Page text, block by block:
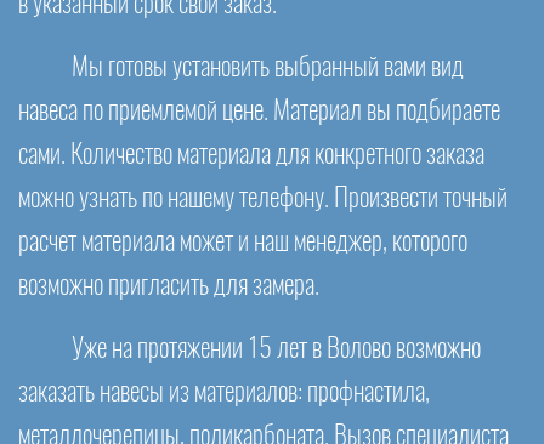
Мы готовы установить выбранный вами вид
навеса по приемлемой цене. Материал вы подбираете
сами. Количество материала для конкретного заказа
можно узнать по нашему телефону. Произвести точный
расчет материала может и наш менеджер, которого
возможно пригласить для замера.
Уже на протяжении 15 лет в Волово возможно
заказать навесы из материалов: профнастила,
металлочерепицы, поликарбоната. Вызов специалиста